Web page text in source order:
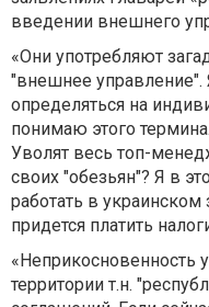
введении внешнего
«Они употребляют
"внешнее управление".
определяться на
понимаю этого
Уволят весь топ-
своих "обезьян"? Я в
работать в
придется платить
«Неприкосновенность
территории т.н.